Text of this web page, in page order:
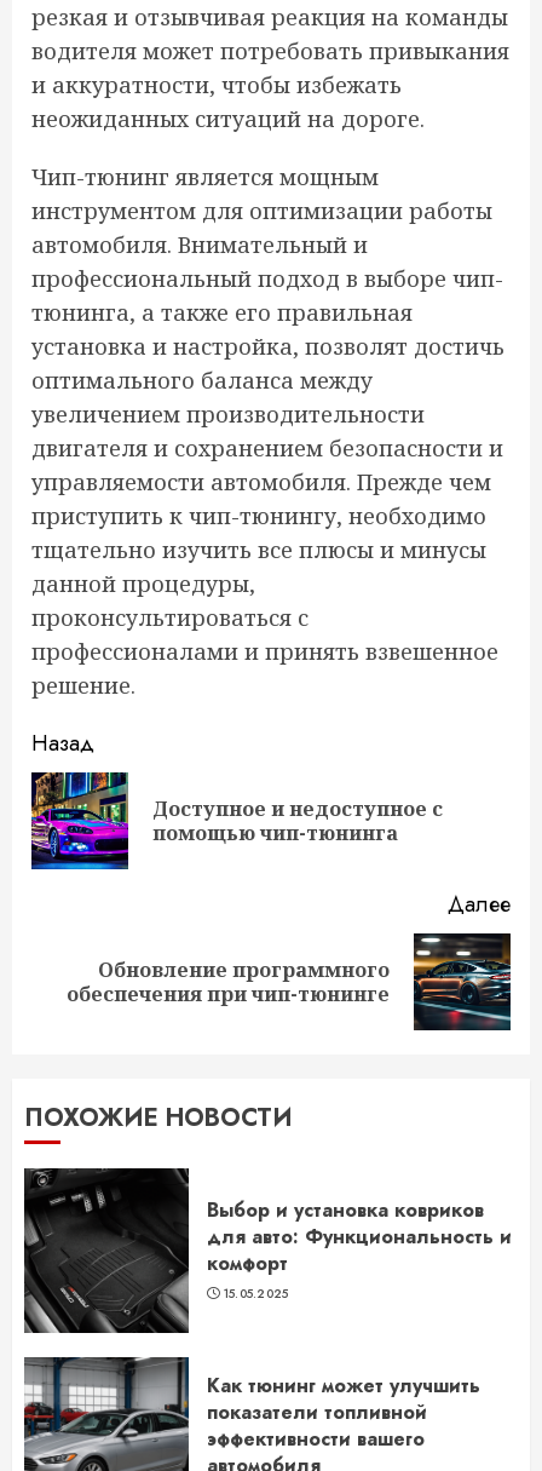
резкая и отзывчивая реакция на команды
водителя может потребовать привыкания
и аккуратности, чтобы избежать
неожиданных ситуаций на дороге.
Чип-тюнинг является мощным
инструментом для оптимизации работы
автомобиля. Внимательный и
профессиональный подход в выборе чип-
тюнинга, а также его правильная
установка и настройка, позволят достичь
оптимального баланса между
увеличением производительности
двигателя и сохранением безопасности и
управляемости автомобиля. Прежде чем
приступить к чип-тюнингу, необходимо
тщательно изучить все плюсы и минусы
данной процедуры,
проконсультироваться с
профессионалами и принять взвешенное
решение.
Продолжить
чтение
Назад
Доступное и недоступное с
помощью чип-тюнинга
Далее
Следующая
запись:
Обновление программного
обеспечения при чип-тюнинге
ПОХОЖИЕ НОВОСТИ
Выбор и установка ковриков
для авто: Функциональность и
комфорт
15.05.2025
Как тюнинг может улучшить
показатели топливной
эффективности вашего
автомобиля